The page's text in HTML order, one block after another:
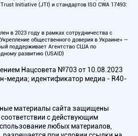
Initiative (JTI) и стандартов ISO CWA 17493:
в 2023 году в рамках сотрудничества с
общественного доверия в Украине» —
поддерживает Агентство США по
развитию (USAID)
Нацсовета №703 от 10.08.2023
медиа; идентификатор медиа - R40-
материалы сайта защищены
с действующим
любых материалов,